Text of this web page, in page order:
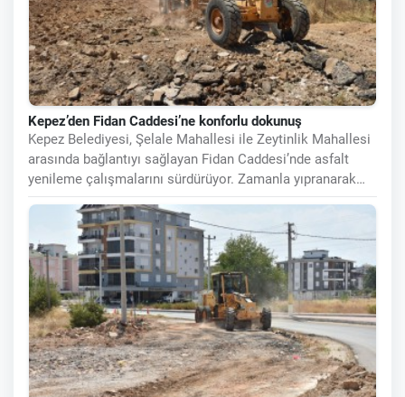
Kepez’den Fidan Caddesi’ne konforlu dokunuş
Kepez Belediyesi, Şelale Mahallesi ile Zeytinlik Mahallesi
arasında bağlantıyı sağlayan Fidan Caddesi’nde asfalt
yenileme çalışmalarını sürdürüyor. Zamanla yıpranarak
kullanım